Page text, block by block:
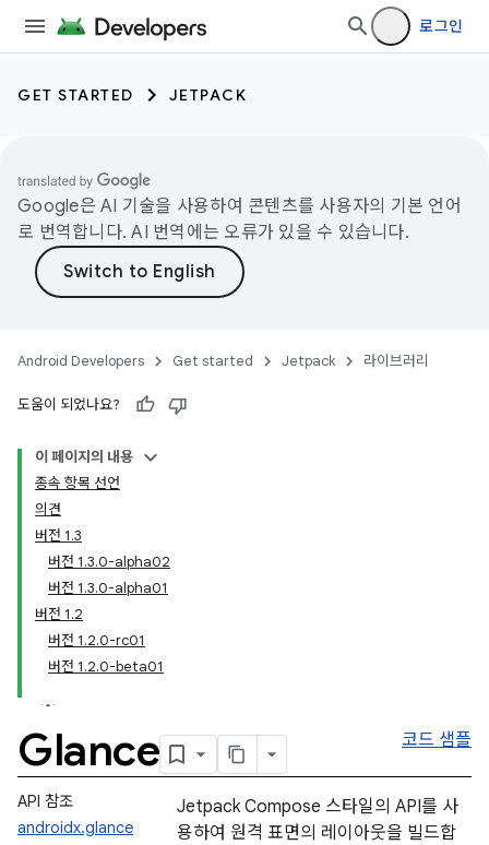
로그인
GET STARTED JETPACK
Google은 AI 기술을 사용하여 콘텐츠를 사용자의 기본 언어
로 번역합니다. AI 번역에는 오류가 있을 수 있습니다.
Android Developers Get started Jetpack 라이브러리
도움이 되었나요?
이 페이지의 내용
종속 항목 선언
의견
버전 1.3
버전 1.3.0-alpha02
버전 1.3.0-alpha01
버전 1.2
버전 1.2.0-rc01
버전 1.2.0-beta01
Glance 코드 샘플
API 참조
androidx.glance
Jetpack Compose 스타일의 API를 사
용하여 원격 표면의 레이아웃을 빌드합